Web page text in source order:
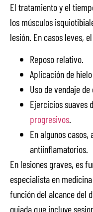
El tratamiento y el
los músculos
lesión. En casos leves,
Reposo relativo.
Aplicación de
Uso de vendaje
Ejercicios suaves
progresivos.
En algunos
antiinflamatorios.
En lesiones graves, es
especialista en
función del alcance del
guiada que incluye